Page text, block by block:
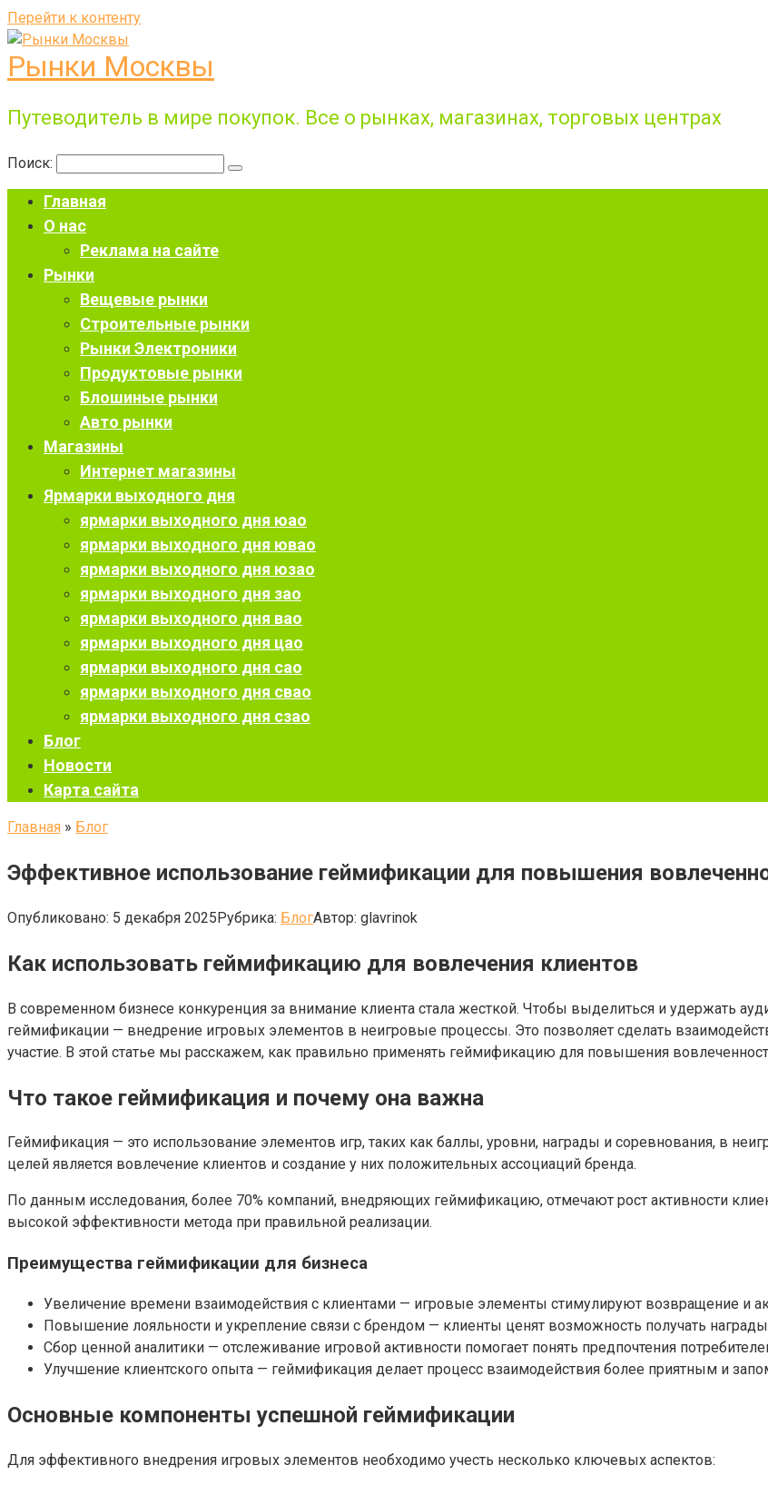
Перейти к контенту
Рынки Москвы
Путеводитель в мире покупок. Все о рынках, магазинах, торговых центрах
Поиск:
Главная
О нас
Реклама на сайте
Рынки
Вещевые рынки
Строительные рынки
Рынки Электроники
Продуктовые рынки
Блошиные рынки
Авто рынки
Магазины
Интернет магазины
Ярмарки выходного дня
ярмарки выходного дня юао
ярмарки выходного дня ювао
ярмарки выходного дня юзао
ярмарки выходного дня зао
ярмарки выходного дня вао
ярмарки выходного дня цао
ярмарки выходного дня сао
ярмарки выходного дня свао
ярмарки выходного дня сзао
Блог
Новости
Карта сайта
Главная » Блог
Эффективное использование геймификации для повышения
Опубликовано: 5 декабря 2025Рубрика: БлогАвтор: glavrinok
Как использовать геймификацию для вовлечения клиентов
В современном бизнесе конкуренция за внимание клиента стала жесткой. Чтобы выделиться и удержать
геймификации — внедрение игровых элементов в неигровые процессы. Это позволяет сделать
участие. В этой статье мы расскажем, как правильно применять геймификацию для повышения
Что такое геймификация и почему она важна
Геймификация — это использование элементов игр, таких как баллы, уровни, награды и соревнования, в
целей является вовлечение клиентов и создание у них положительных ассоциаций бренда.
По данным исследования, более 70% компаний, внедряющих геймификацию, отмечают рост активности
высокой эффективности метода при правильной реализации.
Преимущества геймификации для бизнеса
Увеличение времени взаимодействия с клиентами — игровые элементы стимулируют возвращение и
Повышение лояльности и укрепление связи с брендом — клиенты ценят возможность получать награды
Сбор ценной аналитики — отслеживание игровой активности помогает понять предпочтения
Улучшение клиентского опыта — геймификация делает процесс взаимодействия более приятным и
Основные компоненты успешной геймификации
Для эффективного внедрения игровых элементов необходимо учесть несколько ключевых аспектов: